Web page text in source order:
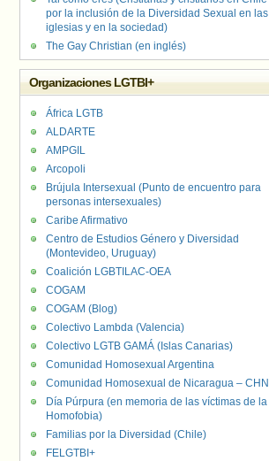
por la inclusión de la Diversidad Sexual en las
iglesias y en la sociedad)
The Gay Christian (en inglés)
Organizaciones LGTBI+
África LGTB
ALDARTE
AMPGIL
Arcopoli
Brújula Intersexual (Punto de encuentro para
personas intersexuales)
Caribe Afirmativo
Centro de Estudios Género y Diversidad
(Montevideo, Uruguay)
Coalición LGBTILAC-OEA
COGAM
COGAM (Blog)
Colectivo Lambda (Valencia)
Colectivo LGTB GAMÁ (Islas Canarias)
Comunidad Homosexual Argentina
Comunidad Homosexual de Nicaragua – CHN
Día Púrpura (en memoria de las víctimas de la
Homofobia)
Familias por la Diversidad (Chile)
FELGTBI+